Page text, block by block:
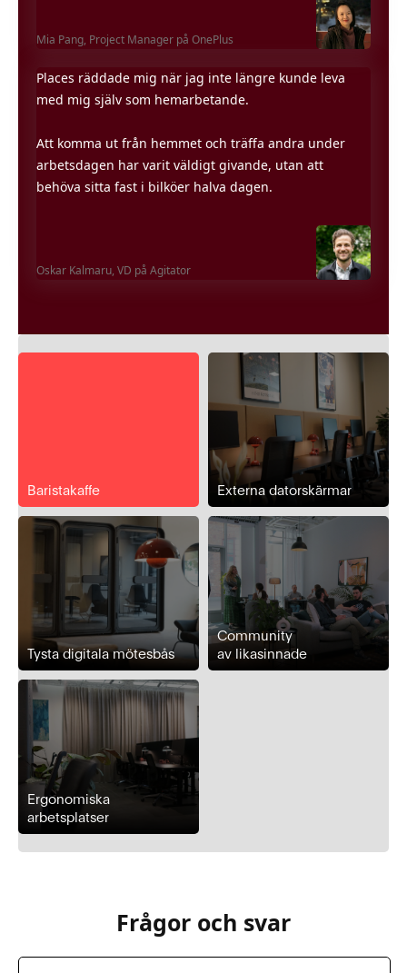
Mia Pang, Project Manager på OnePlus
Places räddade mig när jag inte längre kunde leva
med mig själv som hemarbetande.
Att komma ut från hemmet och träffa andra under
arbetsdagen har varit väldigt givande, utan att
behöva sitta fast i bilköer halva dagen.
Oskar Kalmaru, VD på Agitator
Baristakaffe Externa datorskärmar
Tysta digitala mötesbås
Community
av likasinnade
Ergonomiska
arbetsplatser
Frågor och svar